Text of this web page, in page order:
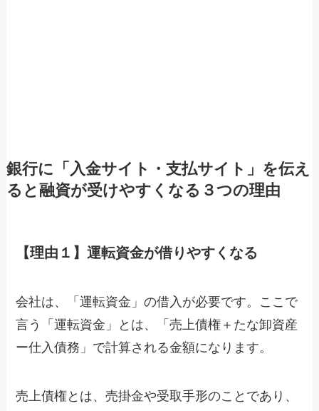
銀行に「入金サイト・支払サイト」を伝え
ると融資が受けやすくなる３つの理由
【理由１】運転資金が借りやすくなる
会社は、「運転資金」の借入が必要です。ここで
言う「運転資金」とは、「売上債権＋たな卸資産
ー仕入債務」で計算される金額になります。
売上債権とは、売掛金や受取手形のことであり、